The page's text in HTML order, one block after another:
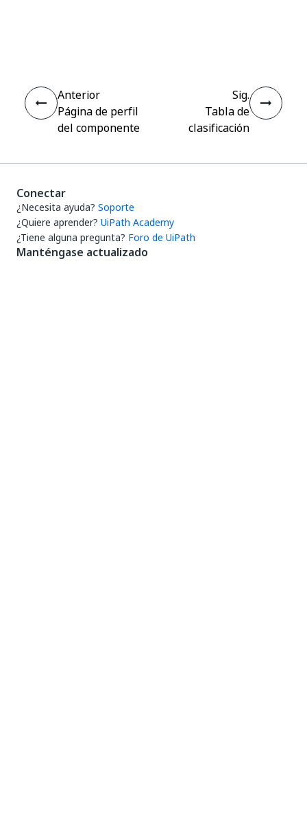
Anterior
Página de perfil
del componente
Sig.
Tabla de
clasificación
Conectar
¿Necesita ayuda? Soporte
¿Quiere aprender? UiPath Academy
¿Tiene alguna pregunta? Foro de UiPath
Manténgase actualizado